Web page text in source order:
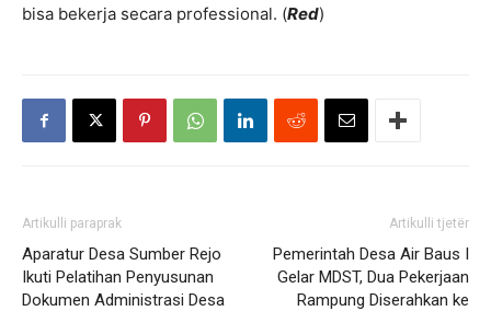
bisa bekerja secara professional. (Red)
Artikulli paraprak
Aparatur Desa Sumber Rejo
Ikuti Pelatihan Penyusunan
Dokumen Administrasi Desa
Artikulli tjetër
Pemerintah Desa Air Baus I
Gelar MDST, Dua Pekerjaan
Rampung Diserahkan ke